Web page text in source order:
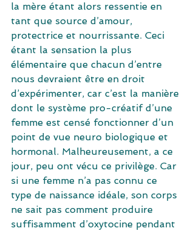
la mère étant alors ressentie en
tant que source d’amour,
protectrice et nourrissante. Ceci
étant la sensation la plus
élémentaire que chacun d’entre
nous devraient être en droit
d’expérimenter, car c’est la manière
dont le système pro-créatif d’une
femme est censé fonctionner d’un
point de vue neuro biologique et
hormonal. Malheureusement, a ce
jour, peu ont vécu ce privilège. Car
si une femme n’a pas connu ce
type de naissance idéale, son corps
ne sait pas comment produire
suffisamment d’oxytocine pendant